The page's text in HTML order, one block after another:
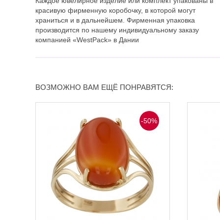
красивую фирменную коробочку, в которой могут
храниться и в дальнейшем. Фирменная упаковка
производится по нашему индивидуальному заказу
компанией «WestPack» в Дании
ВОЗМОЖНО ВАМ ЕЩЁ ПОНРАВЯТСЯ:
-50%